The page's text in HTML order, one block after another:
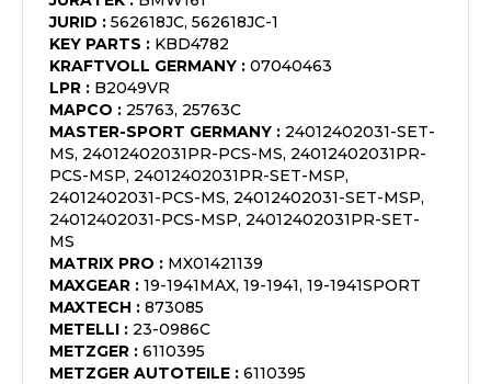
JURID : 562618JC, 562618JC-1
KEY PARTS : KBD4782
KRAFTVOLL GERMANY : 07040463
LPR : B2049VR
MAPCO : 25763, 25763C
MASTER-SPORT GERMANY : 24012402031-SET-
MS, 24012402031PR-PCS-MS, 24012402031PR-
PCS-MSP, 24012402031PR-SET-MSP,
24012402031-PCS-MS, 24012402031-SET-MSP,
24012402031-PCS-MSP, 24012402031PR-SET-
MS
MATRIX PRO : MX01421139
MAXGEAR : 19-1941MAX, 19-1941, 19-1941SPORT
MAXTECH : 873085
METELLI : 23-0986C
METZGER : 6110395
METZGER AUTOTEILE : 6110395